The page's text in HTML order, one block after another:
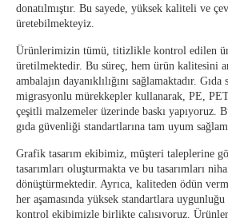
donatılmıştır. Bu sayede, yüksek kaliteli ve
üretebilmekteyiz.
Ürünlerimizin tümü, titizlikle kontrol edilen
üretilmektedir. Bu süreç, hem ürün kalitesini
ambalajın dayanıklılığını sağlamaktadır.
migrasyonlu mürekkepler kullanarak, PE,
çeşitli malzemeler üzerinde baskı yapıyoruz.
gıda güvenliği standartlarına tam uyum
Grafik tasarım ekibimiz, müşteri taleplerine
tasarımları oluşturmakta ve bu tasarımları
dönüştürmektedir. Ayrıca, kaliteden ödün
her aşamasında yüksek standartlara
kontrol ekibimizle birlikte çalışıyoruz.